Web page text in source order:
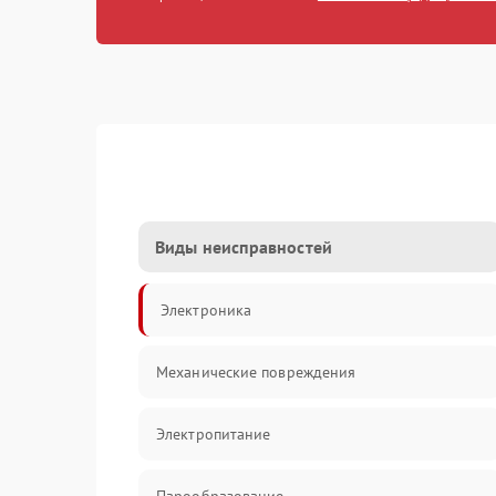
Виды неисправностей
Электроника
Механические повреждения
Электропитание